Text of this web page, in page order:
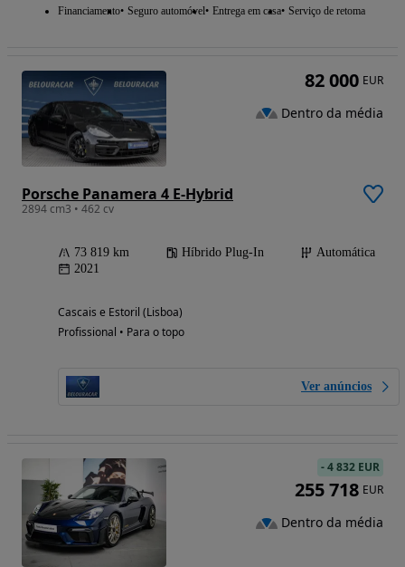
Financiamento Seguro automóvel Entrega em casa Serviço de retoma
Porsche Panamera 4 E-Hybrid
2894 cm3 • 462 cv
73 819 km Híbrido Plug-In
Automática
2021
Cascais e Estoril (Lisboa)
Profissional • Para o topo
Ver anúncios
82 000 EUR
Dentro da média
-4 832 EUR
255 718 EUR
Dentro da média